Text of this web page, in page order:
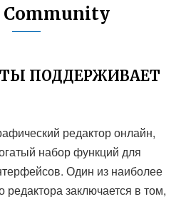
Community
ПОДДЕРЖИВАЕТ
редактор онлайн,
набор функций для
Один из наиболее
редактора заключается в том,